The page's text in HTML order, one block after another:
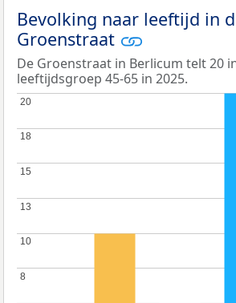
Bevolking naar leeftijd in
Groenstraat
De Groenstraat in Berlicum telt 20
leeftijdsgroep 45-65 in 2025.
8
8
10
10
13
13
15
15
18
18
20
20